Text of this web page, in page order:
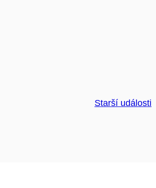
Starší události